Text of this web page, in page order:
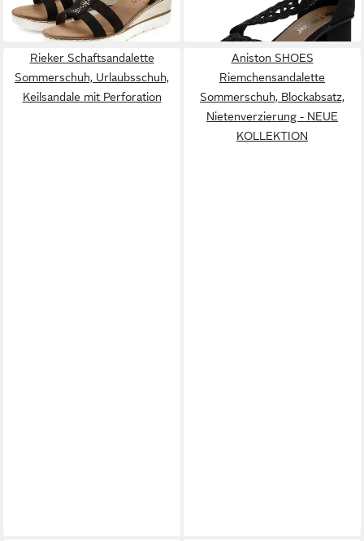
mit Keilabsatz und
Schmucksteinen VEGAN
-17%
Rieker Schaftsandalette
Sommerschuh, Urlaubsschuh,
Keilsandale mit Perforation
Aniston SHOES
Riemchensandalette
Sommerschuh, Blockabsatz,
Nietenverzierung - NEUE
KOLLEKTION